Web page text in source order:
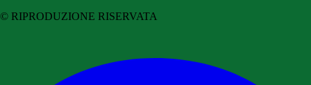
© RIPRODUZIONE RISERVATA